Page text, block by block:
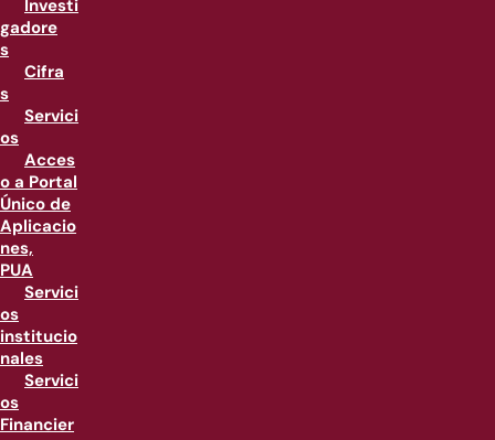
Investi
gadore
s
Cifra
s
Servici
os
Acces
o a Portal
Único de
Aplicacio
nes,
PUA
Servici
os
institucio
nales
Servici
os
Financier